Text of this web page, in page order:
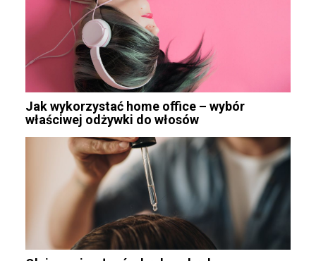
Jak wykorzystać home office – wybór
właściwej odżywki do włosów